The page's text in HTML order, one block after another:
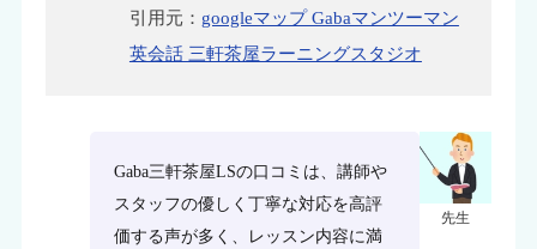
引用元： googleマップ Gabaマンツーマン
英会話 三軒茶屋ラーニングスタジオ
先生
Gaba三軒茶屋LSの口コミは、講師や
スタッフの優しく丁寧な対応を高評
価する声が多く、レッスン内容に満